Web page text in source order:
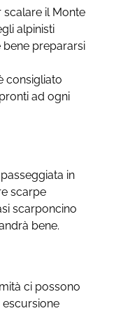
il Monte
alpinisti
prepararsi
consigliato
ad ogni
in
scarpe
scarponcino
bene.
ci possono
escursione